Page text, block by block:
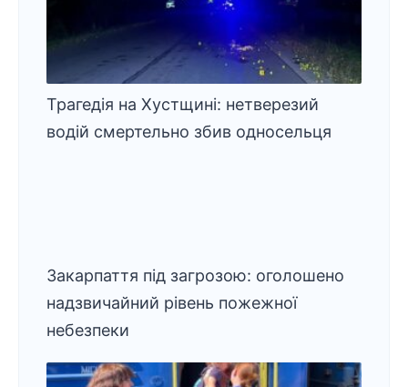
Трагедія на Хустщині: нетверезий
водій смертельно збив односельця
Закарпаття під загрозою: оголошено
надзвичайний рівень пожежної
небезпеки